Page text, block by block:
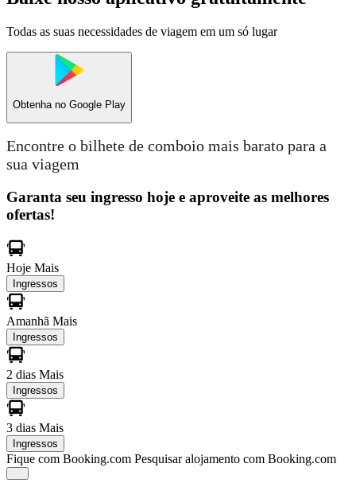
Todas as suas necessidades de viagem em um só lugar
Obtenha no Google Play
Encontre o bilhete de comboio mais barato para a
sua viagem
Garanta seu ingresso hoje e aproveite as melhores
ofertas!
Hoje Mais
Ingressos
Amanhã Mais
Ingressos
2 dias Mais
Ingressos
3 dias Mais
Ingressos
Fique com Booking.com Pesquisar alojamento com Booking.com